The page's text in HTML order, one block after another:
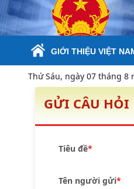
Skip to Main Content
GIỚI THIỆU VIỆT
Thứ Sáu, ngày 07 tháng 8
GỬI CÂU HỎI
Tiêu đề
Tên người gửi